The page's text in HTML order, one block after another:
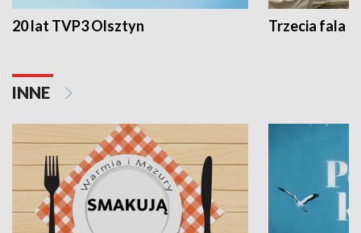
20 lat TVP3 Olsztyn Trzecia fala -
INNE